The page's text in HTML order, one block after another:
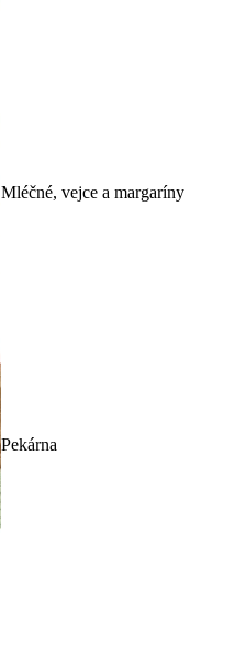
Mléčné, vejce a margaríny
Pekárna